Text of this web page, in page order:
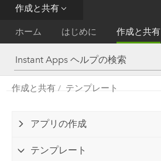
作成と共有
ホーム はじめに 作成と共有
作成と共有 テンプレート
アプリの作成
テンプレート